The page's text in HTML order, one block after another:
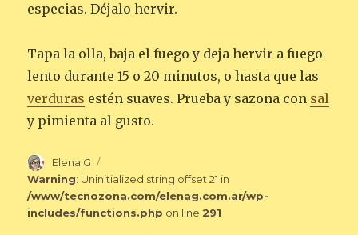
especias. Déjalo hervir.
Tapa la olla, baja el fuego y deja hervir a fuego
lento durante 15 o 20 minutos, o hasta que las
verduras estén suaves. Prueba y sazona con sal
y pimienta al gusto.
Autor
Elena G
Warning: Uninitialized string offset 21 in
/www/tecnozona.com/elenag.com.ar/wp-
includes/functions.php on line 291